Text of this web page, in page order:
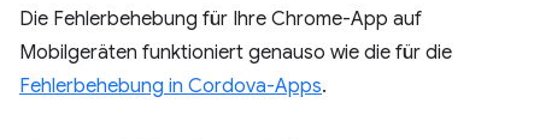
Die Fehlerbehebung für Ihre Chrome-App auf
Mobilgeräten funktioniert genauso wie die für die
Fehlerbehebung in Cordova-Apps.